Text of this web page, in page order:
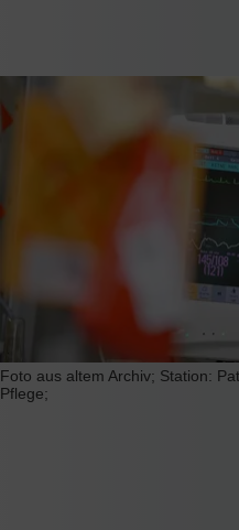
Foto aus altem Archiv; Station:
Pflege;